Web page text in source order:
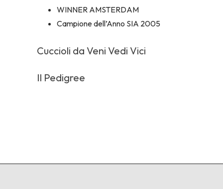
WINNER AMSTERDAM
Campione dell’Anno SIA 2005
Cuccioli da Veni Vedi Vici
Il Pedigree